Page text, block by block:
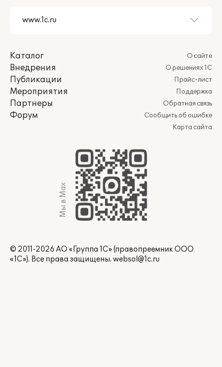
Каталог
Внедрения
Публикации
Мероприятия
Партнеры
Форум
О сайте
О решениях 1С
Прайс-лист
Поддержка
Обратная связь
Сообщить об ошибке
Карта сайта
Мы в Max
© 2011-2026 АО «Группа 1С» (правопреемник ООО
«1С»). Все права защищены. websol@1c.ru